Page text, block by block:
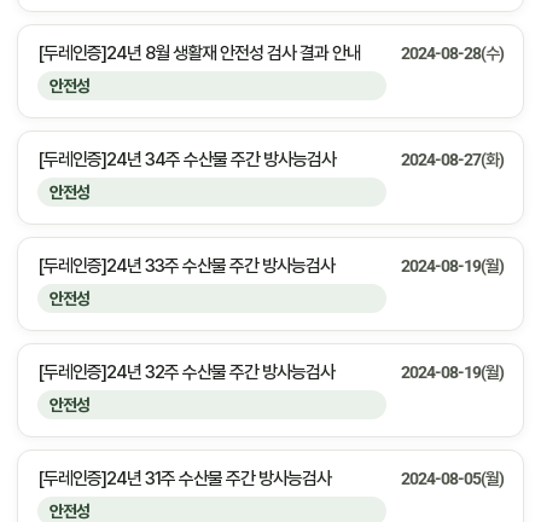
안전성
[두레인증]24년 8월 생활재 안전성 검사 결과 안내 2024-08-28(수)
안전성
[두레인증]24년 34주 수산물 주간 방사능검사 2024-08-27(화)
안전성
[두레인증]24년 33주 수산물 주간 방사능검사 2024-08-19(월)
안전성
[두레인증]24년 32주 수산물 주간 방사능검사 2024-08-19(월)
안전성
[두레인증]24년 31주 수산물 주간 방사능검사 2024-08-05(월)